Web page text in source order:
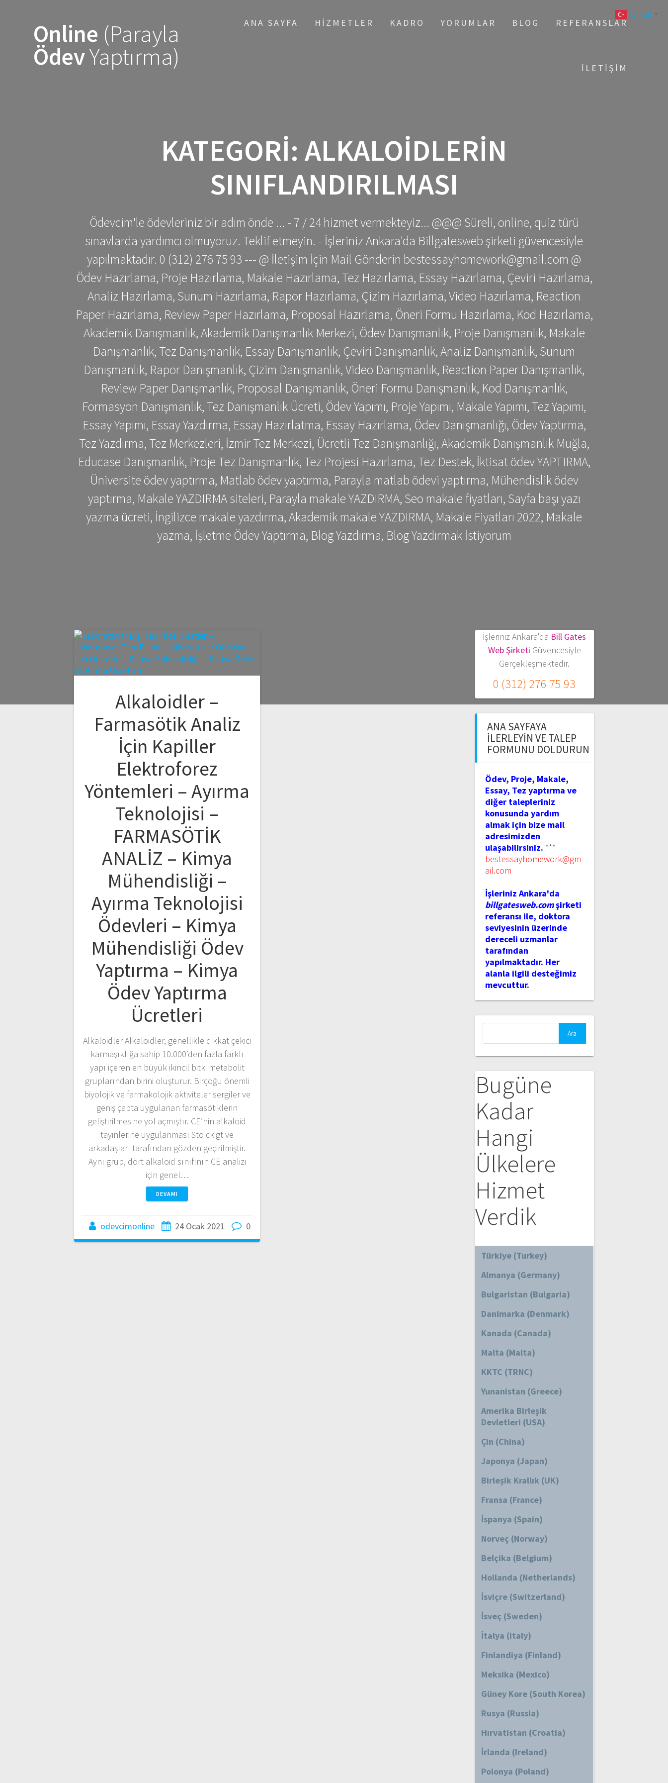
Online (Parayla
ÖdevYaptırma)
ANA SAYFA HIZMETLER KADRO YORUMLAR BLOG REFERANSLAR
İLETIŞIM
KATEGORI: ALKALOIDLERIN
SINIFLANDIRILMASI
Ödevcim'le ödevleriniz bir adım önde ... - 7 / 24 hizmet vermekteyiz... @@@ Süreli, online, quiz türü
sınavlarda yardımcı olmuyoruz. Teklif etmeyin. - İşleriniz Ankara'da Billgatesweb şirketi güvencesiyle
yapılmaktadır. 0 (312) 276 75 93 --- @ İletişim İçin Mail Gönderin bestessayhomework@gmail.com @
Ödev Hazırlama, Proje Hazırlama, Makale Hazırlama, Tez Hazırlama, Essay Hazırlama, Çeviri Hazırlama,
Analiz Hazırlama, Sunum Hazırlama, Rapor Hazırlama, Çizim Hazırlama, Video Hazırlama, Reaction
Paper Hazırlama, Review Paper Hazırlama, Proposal Hazırlama, Öneri Formu Hazırlama, Kod Hazırlama,
Akademik Danışmanlık, Akademik Danışmanlık Merkezi, Ödev Danışmanlık, Proje Danışmanlık, Makale
Danışmanlık, Tez Danışmanlık, Essay Danışmanlık, Çeviri Danışmanlık, Analiz Danışmanlık, Sunum
Danışmanlık, Rapor Danışmanlık, Çizim Danışmanlık, Video Danışmanlık, Reaction Paper Danışmanlık,
Review Paper Danışmanlık, Proposal Danışmanlık, Öneri Formu Danışmanlık, Kod Danışmanlık,
Formasyon Danışmanlık, Tez Danışmanlık Ücreti, Ödev Yapımı, Proje Yapımı, Makale Yapımı, Tez Yapımı,
Essay Yapımı, Essay Yazdırma, Essay Hazırlatma, Essay Hazırlama, Ödev Danışmanlığı, Ödev Yaptırma,
Tez Yazdırma, Tez Merkezleri, İzmir Tez Merkezi, Ücretli Tez Danışmanlığı, Akademik Danışmanlık Muğla,
Educase Danışmanlık, Proje Tez Danışmanlık, Tez Projesi Hazırlama, Tez Destek, İktisat ödev YAPTIRMA,
Üniversite ödev yaptırma, Matlab ödev yaptırma, Parayla matlab ödevi yaptırma, Mühendislik ödev
yaptırma, Makale YAZDIRMA siteleri, Parayla makale YAZDIRMA, Seo makale fiyatları, Sayfa başı yazı
yazma ücreti, İngilizce makale yazdırma, Akademik makale YAZDIRMA, Makale Fiyatları 2022, Makale
yazma, İşletme Ödev Yaptırma, Blog Yazdırma, Blog Yazdırmak İstiyorum
Alkaloidler –
Farmasötik Analiz
İçin Kapiller
Elektroforez
Yöntemleri – Ayırma
Teknolojisi –
FARMASÖTİK
ANALİZ – Kimya
Mühendisliği –
Ayırma Teknolojisi
Ödevleri – Kimya
Mühendisliği Ödev
Yaptırma – Kimya
Ödev Yaptırma
Ücretleri
Alkaloidler Alkaloidler, genellikle dikkat çekici
karmaşıklığa sahip 10.000’den fazla farklı
yapı içeren en büyük ikincil bitki metabolit
gruplarından birini oluşturur. Birçoğu önemli
biyolojik ve farmakolojik aktiviteler sergiler ve
geniş çapta uygulanan farmasötiklerin
geliştirilmesine yol açmıştır. CE’nin alkaloid
tayinlerine uygulanması Sto ckigt ve
arkadaşları tarafından gözden geçirilmiştir.
Aynı grup, dört alkaloid sınıfının CE analizi
için genel…
DEVAMI
odevcimonline 24 Ocak 2021 0
İşleriniz Ankara'da Bill Gates
Web Şirketi Güvencesiyle
Gerçekleşmektedir.
0 (312) 276 75 93
ANA SAYFAYA
İLERLEYIN VE TALEP
FORMUNU DOLDURUN
Ödev, Proje, Makale,
Essay, Tez yaptırma ve
diğer talepleriniz
konusunda yardım
almak için bize mail
adresimizden
ulaşabilirsiniz. ***
bestessayhomework@gm
ail.com
İşleriniz Ankara'da
billgatesweb.comşirketi
referansı ile, doktora
seviyesinin üzerinde
dereceli uzmanlar
tarafından
yapılmaktadır. Her
alanla ilgili desteğimiz
mevcuttur.
Bugüne
Kadar
Hangi
Ülkelere
Hizmet
Verdik
Türkiye (Turkey)
Almanya (Germany)
Bulgaristan (Bulgaria)
Danimarka (Denmark)
Kanada (Canada)
Malta (Malta)
KKTC (TRNC)
Yunanistan (Greece)
Amerika Birleşik
Devletleri (USA)
Çin (China)
Japonya (Japan)
Birleşik Krallık (UK)
Fransa (France)
İspanya (Spain)
Norveç (Norway)
Belçika (Belgium)
Hollanda (Netherlands)
İsviçre (Switzerland)
İsveç (Sweden)
İtalya (Italy)
Finlandiya (Finland)
Meksika (Mexico)
Güney Kore (South Korea)
Rusya (Russia)
Hırvatistan (Croatia)
İrlanda (Ireland)
Polonya (Poland)
Turkish ▼